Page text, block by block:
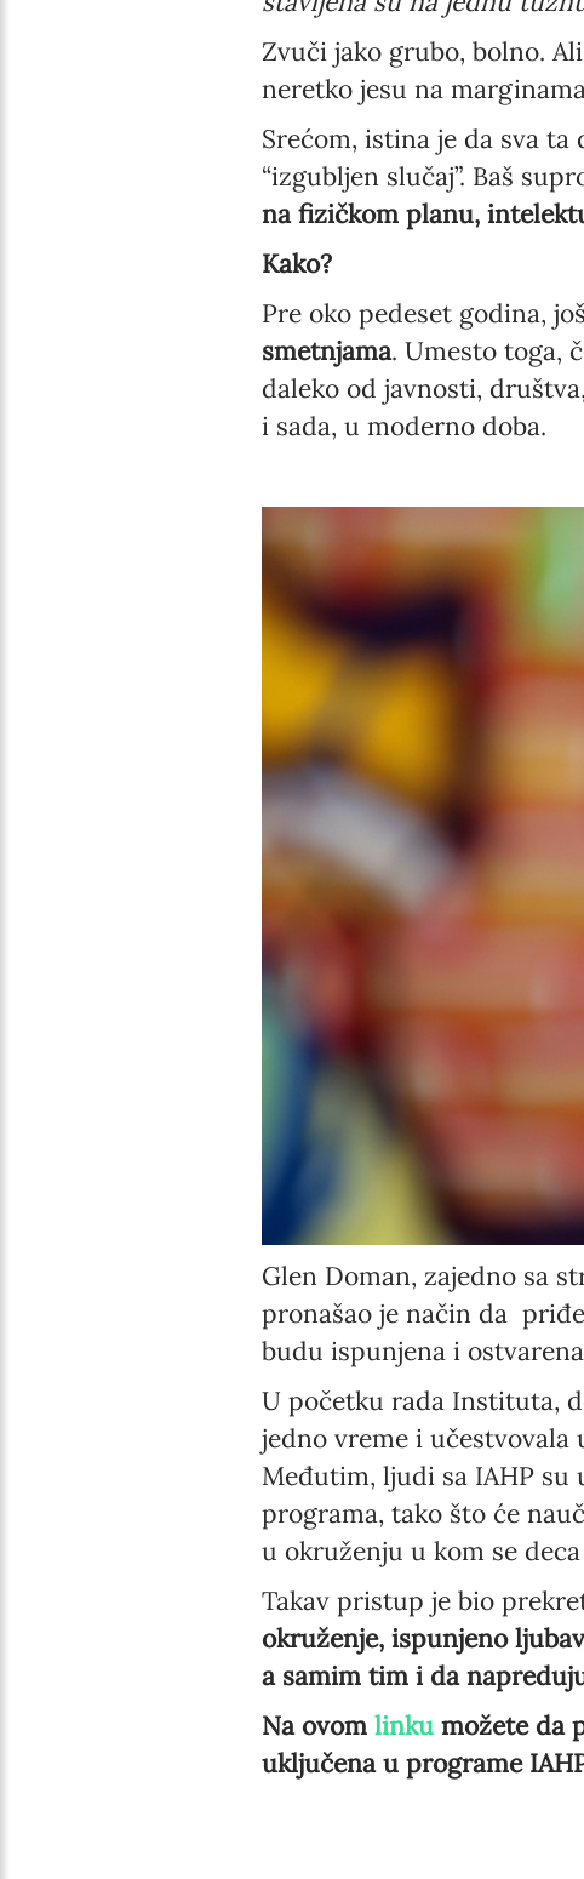
Zvuči jako grubo, bolno.
neretko jesu na
Srećom, istina je da sva ta
“izgubljen slučaj”. Baš
na fizičkom planu,
Kako?
Pre oko pedeset godina, još
smetnjama. Umesto toga,
daleko od javnosti,
i sada, u moderno doba.
Glen Doman, zajedno sa
pronašao je način da
budu ispunjena i
U početku rada Instituta,
jedno vreme i učestvovala
Međutim, ljudi sa IAHP
programa, tako što će
u okruženju u kom se
Takav pristup je bio
okruženje, ispunjeno
a samim tim i da
Na ovomlinku možete da
uključena u programe